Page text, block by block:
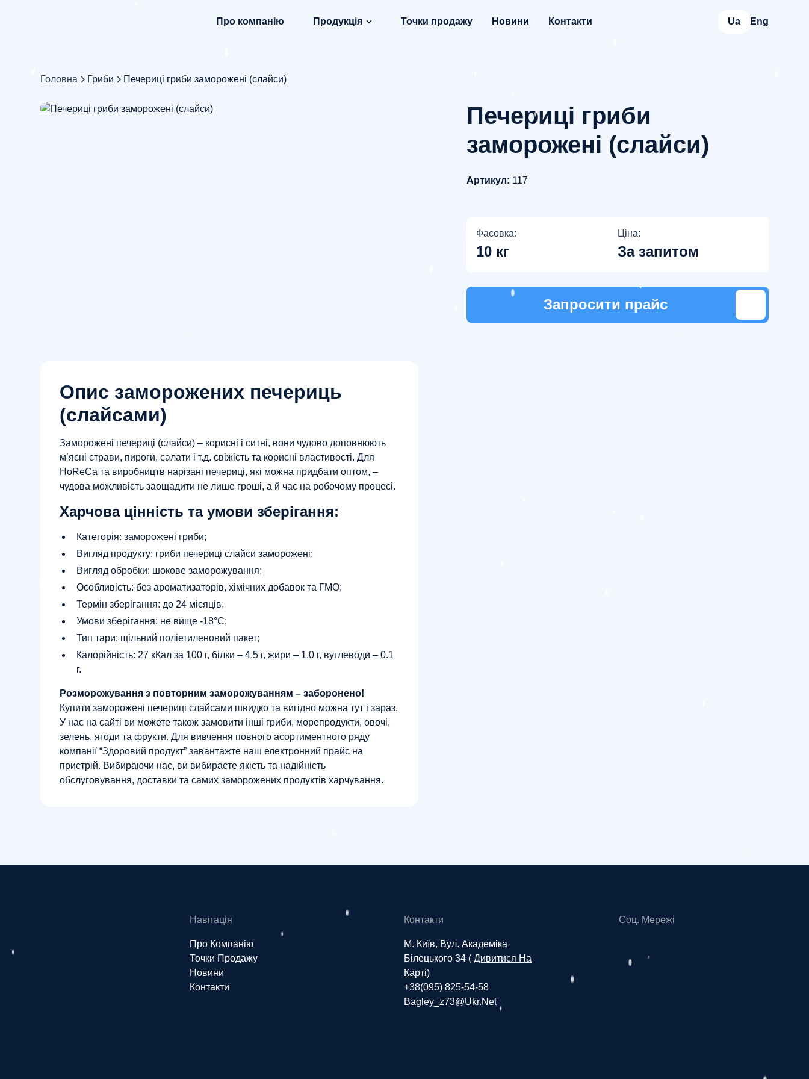
Про компанію Продукція Точки продажу Новини Контакти Ua Eng
Головна Гриби Печериці гриби заморожені (слайси)
Печериці гриби
заморожені (слайси)
Артикул: 117
Фасовка:
10 кг
Ціна:
За запитом
Запросити прайс
Опис заморожених печериць
(слайсами)
Заморожені печериці (слайси) – корисні і ситні, вони чудово доповнюють
м’ясні страви, пироги, салати і т.д. свіжість та корисні властивості. Для
HoReCa та виробництв нарізані печериці, які можна придбати оптом, –
чудова можливість заощадити не лише гроші, а й час на робочому процесі.
Харчова цінність та умови зберігання:
Категорія: заморожені гриби;
Вигляд продукту: гриби печериці слайси заморожені;
Вигляд обробки: шокове заморожування;
Особливість: без ароматизаторів, хімічних добавок та ГМО;
Термін зберігання: до 24 місяців;
Умови зберігання: не вище -18°С;
Тип тари: щільний поліетиленовий пакет;
Калорійність: 27 кКал за 100 г, білки – 4.5 г, жири – 1.0 г, вуглеводи – 0.1
г.
Розморожування з повторним заморожуванням – заборонено!
Купити заморожені печериці слайсами швидко та вигідно можна тут і зараз.
У нас на сайті ви можете також замовити інші гриби, морепродукти, овочі,
зелень, ягоди та фрукти. Для вивчення повного асортиментного ряду
компанії “Здоровий продукт” завантажте наш електронний прайс на
пристрій. Вибираючи нас, ви вибираєте якість та надійність
обслуговування, доставки та самих заморожених продуктів харчування.
Навігація
Про Компанію
Точки Продажу
Новини
Контакти
Контакти
М. Київ, Вул. Академіка
Білецького 34 (Дивитися На
Карті)
+38(095) 825-54-58
Bagley_z73@ukr.net
Соц. Мережі